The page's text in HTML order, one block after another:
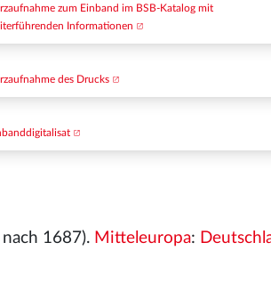
zum Einband im BSB-Katalog mit
Informationen
des Drucks
1687). Mitteleuropa: